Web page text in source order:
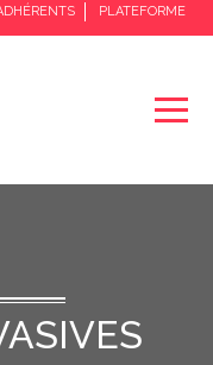
PLATEFORME